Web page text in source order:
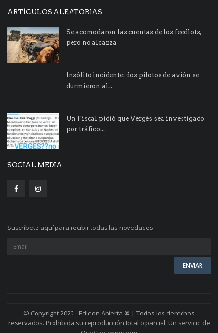
ARTÍCULOS ALEATORIAS
Se acomodaron las cuentas de los feedlots,
pero no alcanza
Insólito incidente: dos pilotos de avión se
durmieron al...
Un Fiscal pidió que Vergés sea investigado
por tráfico...
SOCIAL MEDIA
Suscríbete aquí para recibir todas las novedades
© Copyright 2022 - Edicion Abierta ® | Todos los derechos
reservados. Prohibida su reproducción total o parcial. Un servicio de